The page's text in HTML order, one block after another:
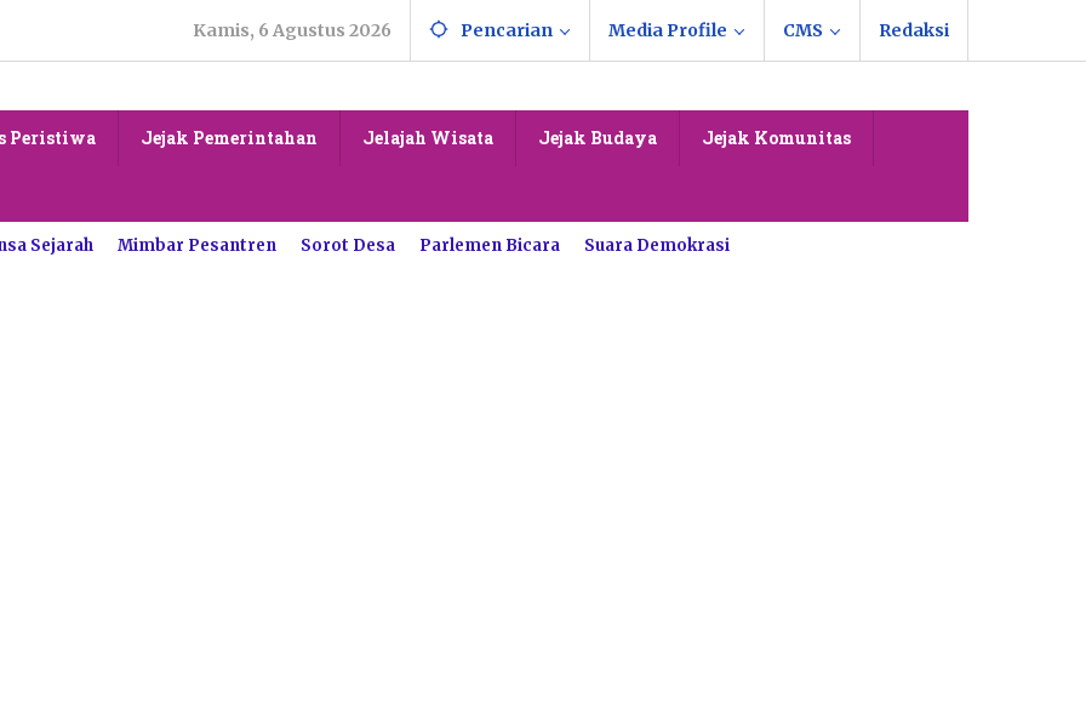
Kamis, 6 Agustus 2026 Pencarian Media Profile CMS Redaksi
Peristiwa Jejak Pemerintahan Jelajah Wisata Jejak Budaya Jejak Komunitas
Sejarah Mimbar Pesantren Sorot Desa Parlemen Bicara Suara Demokrasi